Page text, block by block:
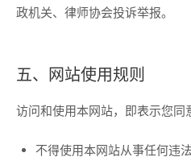
政机关、律师协会投诉举报。
五、网站使用规则
访问和使用本网站，即表示您同
不得使用本网站从事任何违